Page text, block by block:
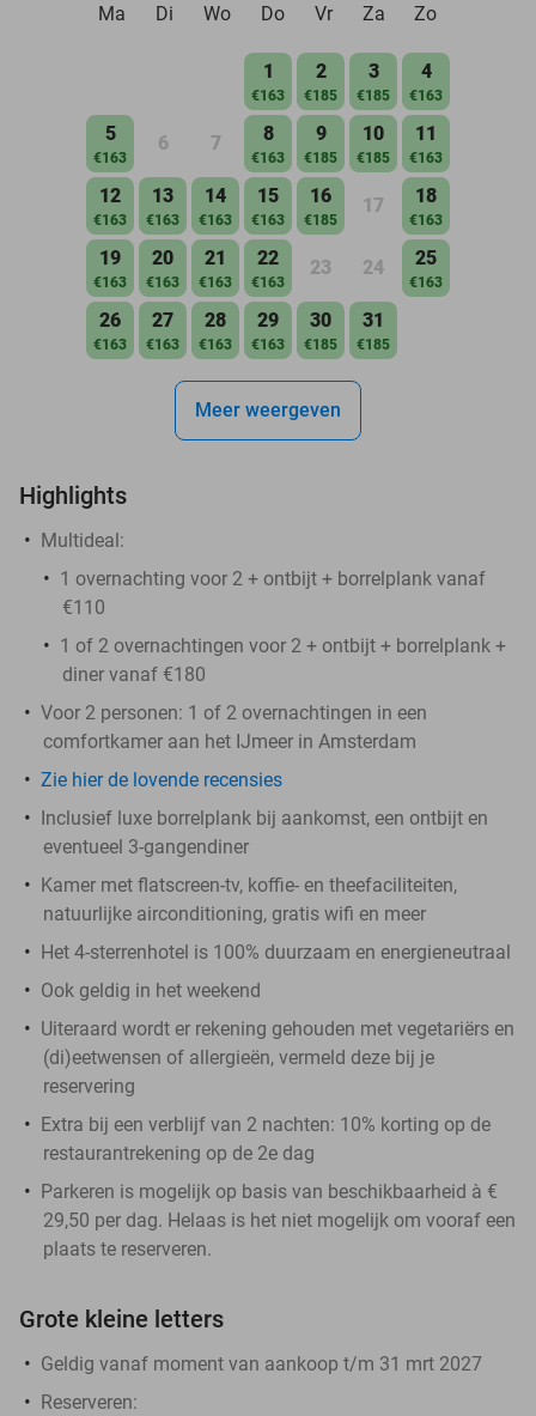
Ma
Di Wo Do Vr Za Zo
1
€163
2
€185
3
€185
4
€163
5
€163
6 7 8
€163
9
€185
10
€185
11
€163
12
€163
13
€163
14
€163
15
€163
16
€185
17 18
€163
19
€163
20
€163
21
€163
22
€163
23 24 25
€163
26
€163
27
€163
28
€163
29
€163
30
€185
31
€185
Meer weergeven
Highlights
Multideal:
1 overnachting voor 2 + ontbijt + borrelplank vanaf
€110
1 of 2 overnachtingen voor 2 + ontbijt + borrelplank +
diner vanaf €180
Voor 2 personen: 1 of 2 overnachtingen in een
comfortkamer aan het IJmeer in Amsterdam
Zie hier de lovende recensies
Inclusief luxe borrelplank bij aankomst, een ontbijt en
eventueel 3-gangendiner
Kamer met flatscreen-tv, koffie- en theefaciliteiten,
natuurlijke airconditioning, gratis wifi en meer
Het 4-sterrenhotel is 100% duurzaam en energieneutraal
Ook geldig in het weekend
Uiteraard wordt er rekening gehouden met vegetariërs en
(di)eetwensen of allergieën, vermeld deze bij je
reservering
Extra bij een verblijf van 2 nachten: 10% korting op de
restaurantrekening op de 2e dag
Parkeren is mogelijk op basis van beschikbaarheid à €
29,50 per dag. Helaas is het niet mogelijk om vooraf een
plaats te reserveren.
Grote kleine letters
Geldig vanaf moment van aankoop t/m 31 mrt 2027
Reserveren: